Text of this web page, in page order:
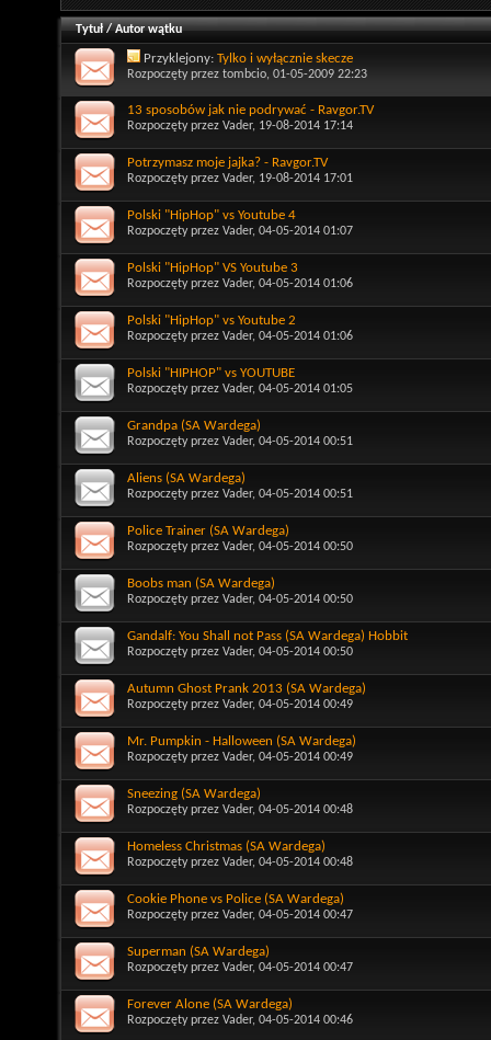
Tytuł/Autor wątku
Przyklejony: Tylko i wyłącznie skecze
Rozpoczęty przez tombcio, 01-05-2009 22:23
13 sposobów jak nie podrywać - Ravgor.TV
Rozpoczęty przez Vader, 19-08-2014 17:14
Potrzymasz moje jajka? - Ravgor.TV
Rozpoczęty przez Vader, 19-08-2014 17:01
Polski "HipHop" vs Youtube 4
Rozpoczęty przez Vader, 04-05-2014 01:07
Polski "HipHop" VS Youtube 3
Rozpoczęty przez Vader, 04-05-2014 01:06
Polski "HipHop" vs Youtube 2
Rozpoczęty przez Vader, 04-05-2014 01:06
Polski "HIPHOP" vs YOUTUBE
Rozpoczęty przez Vader, 04-05-2014 01:05
Grandpa (SA Wardega)
Rozpoczęty przez Vader, 04-05-2014 00:51
Aliens (SA Wardega)
Rozpoczęty przez Vader, 04-05-2014 00:51
Police Trainer (SA Wardega)
Rozpoczęty przez Vader, 04-05-2014 00:50
Boobs man (SA Wardega)
Rozpoczęty przez Vader, 04-05-2014 00:50
Gandalf: You Shall not Pass (SA Wardega) Hobbit
Rozpoczęty przez Vader, 04-05-2014 00:50
Autumn Ghost Prank 2013 (SA Wardega)
Rozpoczęty przez Vader, 04-05-2014 00:49
Mr. Pumpkin - Halloween (SA Wardega)
Rozpoczęty przez Vader, 04-05-2014 00:49
Sneezing (SA Wardega)
Rozpoczęty przez Vader, 04-05-2014 00:48
Homeless Christmas (SA Wardega)
Rozpoczęty przez Vader, 04-05-2014 00:48
Cookie Phone vs Police (SA Wardega)
Rozpoczęty przez Vader, 04-05-2014 00:47
Superman (SA Wardega)
Rozpoczęty przez Vader, 04-05-2014 00:47
Forever Alone (SA Wardega)
Rozpoczęty przez Vader, 04-05-2014 00:46